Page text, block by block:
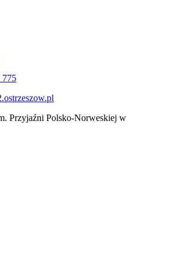
775
Przyjaźni Polsko-Norweskiej w